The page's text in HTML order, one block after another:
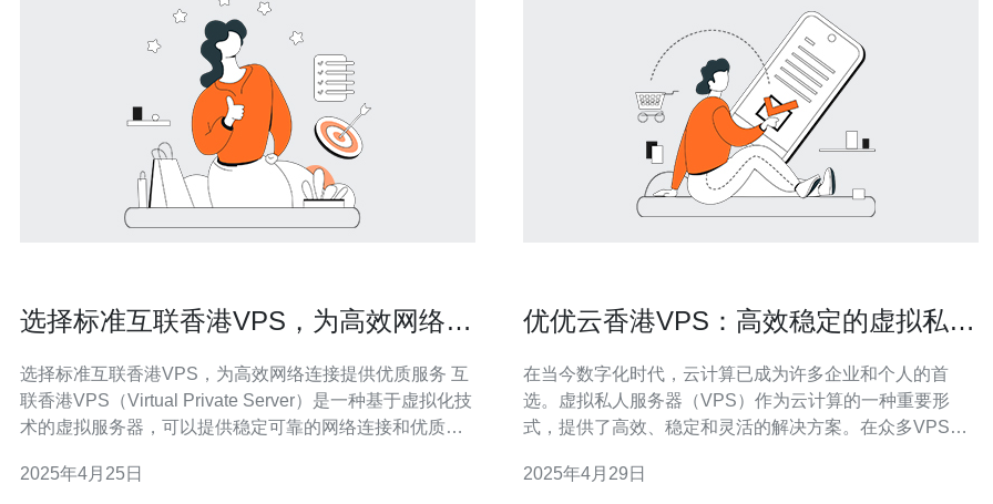
选择标准互联香港VPS，为高效网络连
选择标准互联香港VPS，为高效网络连接提供优质服务 互
联香港VPS（Virtual Private Server）是一种基于虚拟化技
术的虚拟服务器，可以提供稳定可靠的网络连接和优质的
高效的网络连接，确保在全球范围内的用户都能够快速访
2025年4月25日
优优云香港VPS：高效稳定的虚拟私人
在当今数字化时代，云计算已成为许多企业和个人的首
选。虚拟私人服务器（VPS）作为云计算的一种重要形
式，提供了高效、稳定和灵活的解决方案。在众多VPS服
的界面而备受赞誉。 1. 高效性能 优优云香港VPS采用最新
2025年4月29日